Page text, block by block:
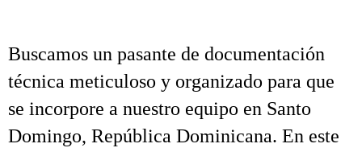
Buscamos un pasante de documentación
técnica meticuloso y organizado para que
se incorpore a nuestro equipo en Santo
Domingo, República Dominicana. En este